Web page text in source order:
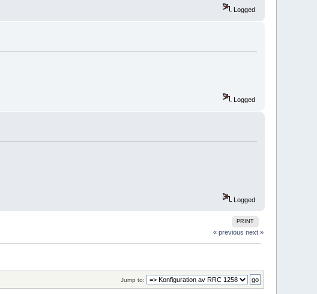
Logged
Logged
Logged
PRINT
« previous next »
Jump to: